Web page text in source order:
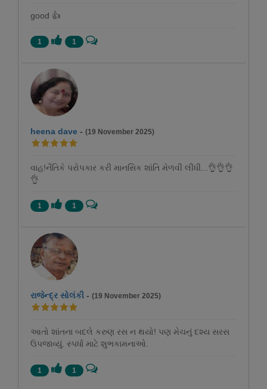
good 👍
1 1
heena dave - (19 November 2025)
વાહ!નૈતિકે પરોપકાર કરી માનસિક શાંતિ મેળવી લીધી...👌👌👌
👌
1 1
રાજેન્દ્ર સોલંકી - (19 November 2025)
આતો શાંતના બદલે કરુણ રસ ન થયો! પણ મેચનું દશ્ય સરસ
ઉપજાવ્યું. સ્પર્ધા માટે શુભકામનાઓ.
1 1